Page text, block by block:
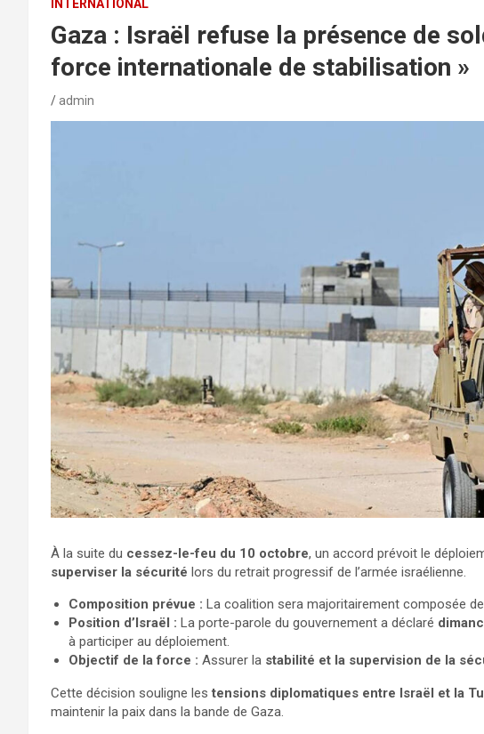
INTERNATIONAL
Gaza : Israël refuse la présence de
force internationale de stabilisation »
admin
À la suite du cessez-le-feu du 10 octobre, un accord prévoit le
superviser la sécurité lors du retrait progressif de l’armée israélienne.
Composition prévue : La coalition sera majoritairement composée de
Position d’Israël : La porte-parole du gouvernement a déclaré
à participer au déploiement.
Objectif de la force : Assurer la stabilité et la supervision de la
Cette décision souligne lestensions diplomatiques entre Israël et la
maintenir la paix dans la bande de Gaza.